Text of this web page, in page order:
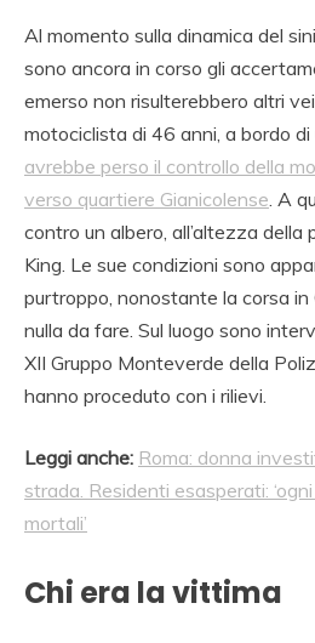
Al momento sulla dinamica del
sono ancora in corso gli
emerso non risulterebbero altri
motociclista di 46 anni, a bordo di
avrebbe perso il controllo della
verso quartiere Gianicolense. A
contro un albero, all’altezza
King. Le sue condizioni sono
purtroppo, nonostante la corsa in
nulla da fare. Sul luogo sono
XII Gruppo Monteverde della
hanno proceduto con i rilievi.
Leggi anche: Roma: donna
strada. Residenti esasperati:
mortali’
Chi era la vittima